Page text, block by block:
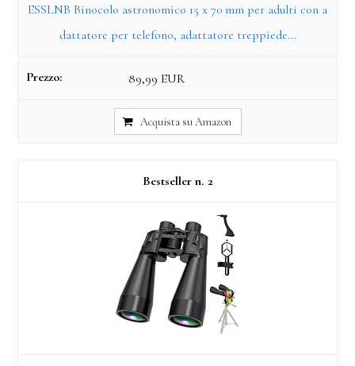
ESSLNB Binocolo astronomico 15 x 70 mm per adulti con a
dattatore per telefono, adattatore treppiede...
89,99 EUR
Acquista su Amazon
2